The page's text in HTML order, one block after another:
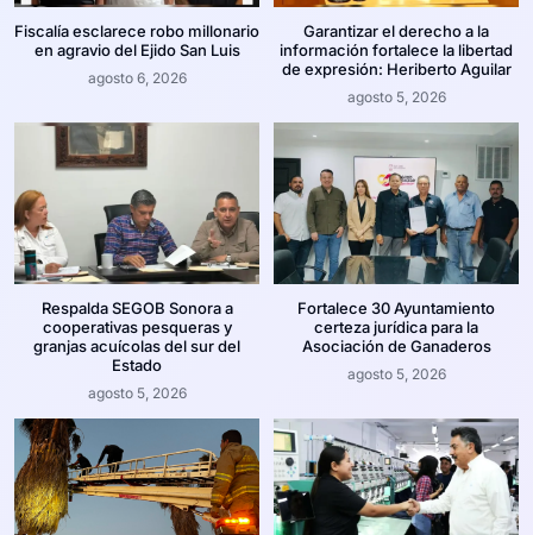
Fiscalía esclarece robo millonario
en agravio del Ejido San Luis
agosto 6, 2026
Garantizar el derecho a la
información fortalece la libertad
de expresión: Heriberto Aguilar
agosto 5, 2026
Respalda SEGOB Sonora a
cooperativas pesqueras y
granjas acuícolas del sur del
Estado
agosto 5, 2026
Fortalece 30 Ayuntamiento
certeza jurídica para la
Asociación de Ganaderos
agosto 5, 2026